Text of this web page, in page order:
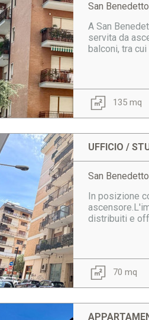
San
A San
servita da
balconi, tra
135 mq
UFFICIO /
San
In posizione
distribuiti e
70 mq